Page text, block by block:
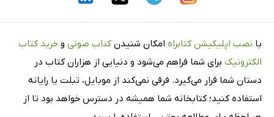
با نصب اپلیکیشن کتابراه امکان شنیدن کتاب صوتی و خرید کتاب
الکترونیک برای شما فراهم می‌شود و دنیایی از هزاران کتاب در
دستان شما قرار می‌گیرد. فرقی نمی‌کند از موبایل، تبلت یا رایانه
استفاده کنید؛ کتابخانه شما همیشه در دسترس خواهد بود تا از